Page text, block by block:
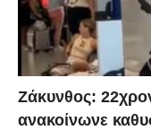
Ζάκυνθος:
ανακοίνωνε